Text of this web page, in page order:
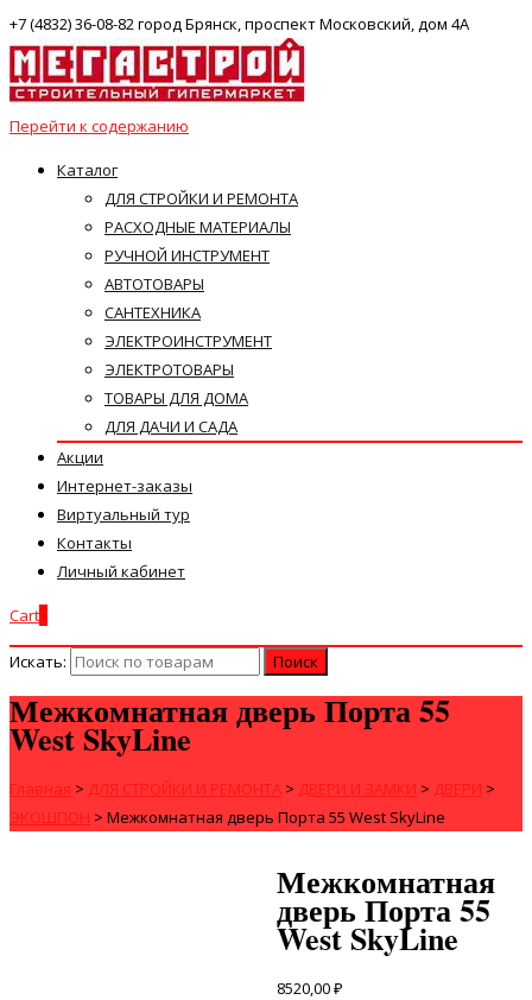
+7 (4832) 36-08-82 город Брянск, проспект Московский, дом 4А
Перейти к содержанию
Каталог
ДЛЯ СТРОЙКИ И РЕМОНТА
РАСХОДНЫЕ МАТЕРИАЛЫ
РУЧНОЙ ИНСТРУМЕНТ
АВТОТОВАРЫ
САНТЕХНИКА
ЭЛЕКТРОИНСТРУМЕНТ
ЭЛЕКТРОТОВАРЫ
ТОВАРЫ ДЛЯ ДОМА
ДЛЯ ДАЧИ И САДА
Акции
Интернет-заказы
Виртуальный тур
Контакты
Личный кабинет
Cart
Искать:
Межкомнатная дверь Порта 55
West SkyLine
Главная > ДЛЯ СТРОЙКИ И РЕМОНТА > ДВЕРИ И ЗАМКИ > ДВЕРИ >
ЭКОШПОН > Межкомнатная дверь Порта 55 West SkyLine
Межкомнатная
дверь Порта 55
West SkyLine
8520,00₽